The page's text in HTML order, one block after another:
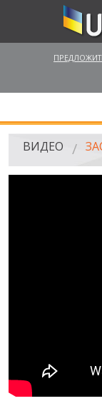
ГЛАВНАЯ
ПУБЛИЧНЫЕ ЛЮДИ
РОССИЙСКО-
ВИДЕО